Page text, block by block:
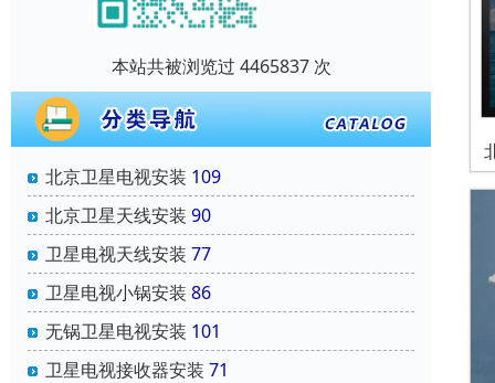
本站共被浏览过 4465837 次
北京卫星电视安装 109
北京卫星天线安装 90
卫星电视天线安装 77
卫星电视小锅安装 86
无锅卫星电视安装 101
卫星电视接收器安装 71